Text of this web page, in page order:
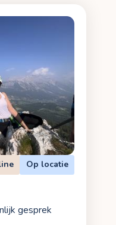
Op locatie
gesprek